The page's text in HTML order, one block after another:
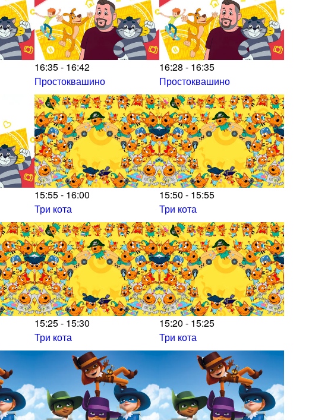
16:35 - 16:42
Простоквашино
16:28 - 16:35
Простоквашино
15:55 - 16:00
Три кота
15:50 - 15:55
Три кота
15:25 - 15:30
Три кота
15:20 - 15:25
Три кота